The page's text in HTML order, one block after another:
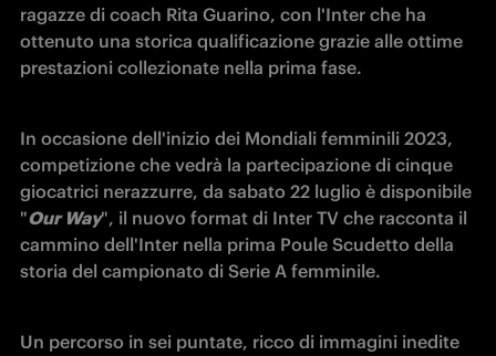
ragazze di coach Rita Guarino, con l'Inter che ha
ottenuto una storica qualificazione grazie alle ottime
prestazioni collezionate nella prima fase.
In occasione dell'inizio dei Mondiali femminili 2023,
competizione che vedrà la partecipazione di cinque
giocatrici nerazzurre, da sabato 22 luglio è disponibile
"Our Way", il nuovo format di Inter TV che racconta il
cammino dell'Inter nella prima Poule Scudetto della
storia del campionato di Serie A femminile.
Un percorso in sei puntate, ricco di immagini inedite